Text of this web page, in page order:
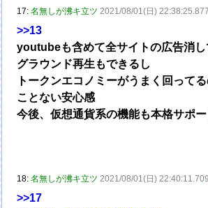
17:名無しが沸キ立ツ 2021/08/01(日)
>>13
youtubeも含めて全サイトの広告消し
グラウンド再生もできるし
トークンエコノミーがうまく回って
ことない安心感
今後、仮想通貨系の機能も本格サポー
18:名無しが沸キ立ツ 2021/08/01(日)
>>17